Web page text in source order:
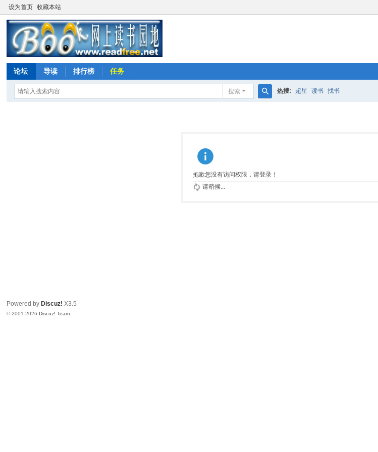
设为首页 收藏本站
论坛 导读 排行榜 任务
搜索 热搜: 超星 读书 找书
抱歉您没有访问权限，请登录！
请稍候...
Powered by Discuz! X3.5
© 2001-2026Discuz! Team